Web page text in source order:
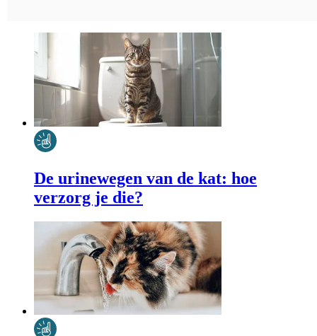
De urinewegen van de kat: hoe
verzorg je die?